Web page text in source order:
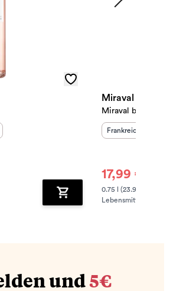
Zum Warenkorb hinzufügen
Miraval Côtes de
Miraval by Pitt &
Herkunftsland
Frankreich
17,99 €
0.75 l (23.99 € / 1 Liter)
Lebensmittelangaben
und 5€